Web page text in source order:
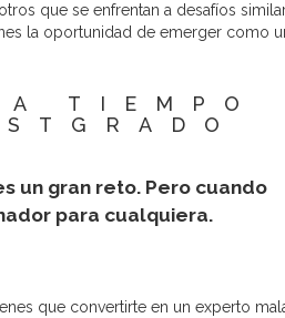
que se enfrentan a desafíos
la oportunidad de emerger como
TIEMPO
un gran reto. Pero cuando
para cualquiera.
que convertirte en un experto